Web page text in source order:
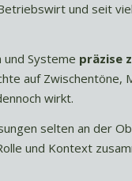
und seit
und Systeme präzise
auf Zwischentöne,
wirkt.
selten an der
und Kontext